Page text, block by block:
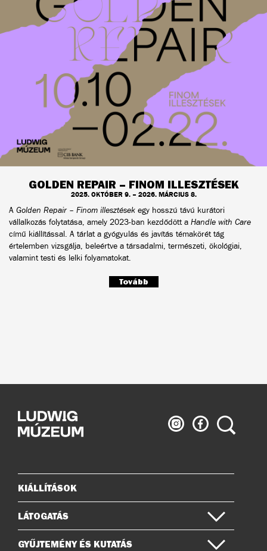
GOLDEN REPAIR – FINOM ILLESZTÉSEK
2025. OKTÓBER 9. – 2026. MÁRCIUS 8.
A Golden Repair – Finom illesztések egy hosszú távú kurátori
vállalkozás folytatása, amely 2023-ban kezdődött a Handle with Care
című kiállítással. A tárlat a gyógyulás és javítás témakörét tág
értelemben vizsgálja, beleértve a társadalmi, természeti, ökológiai,
valamint testi és lelki folyamatokat.
Tovább
Ludwig
Múzeum
Ludwig
Múzeum
Keresés
Oldaltérkép
KIÁLLÍTÁSOK
LÁTOGATÁS
GYŰJTEMÉNY ÉS KUTATÁS